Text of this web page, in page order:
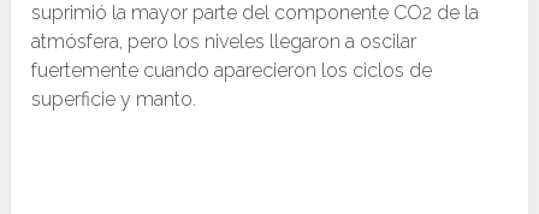
suprimió la mayor parte del componente CO2 de la
atmósfera, pero los niveles llegaron a oscilar
fuertemente cuando aparecieron los ciclos de
superficie y manto.